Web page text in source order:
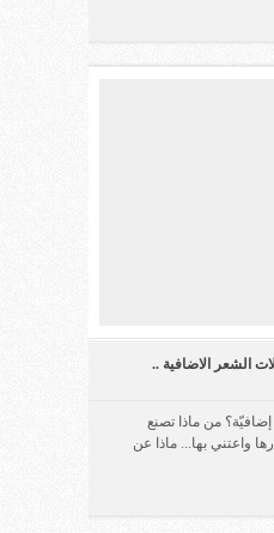
الشعر الاضافية ..
من ماذا تصنع
واعتني بها... ماذا عن